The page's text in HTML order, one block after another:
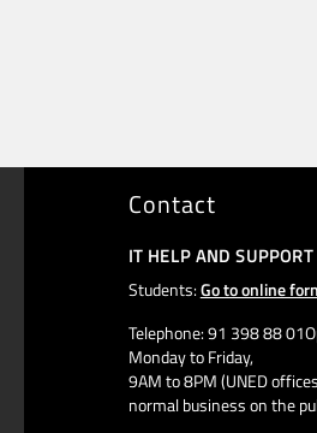
Contact
IT HELP AND SUPPORT
Students:Go to online
Telephone: 91 398 88
Monday to Friday,
9AM to 8PM (UNED
normal business on the